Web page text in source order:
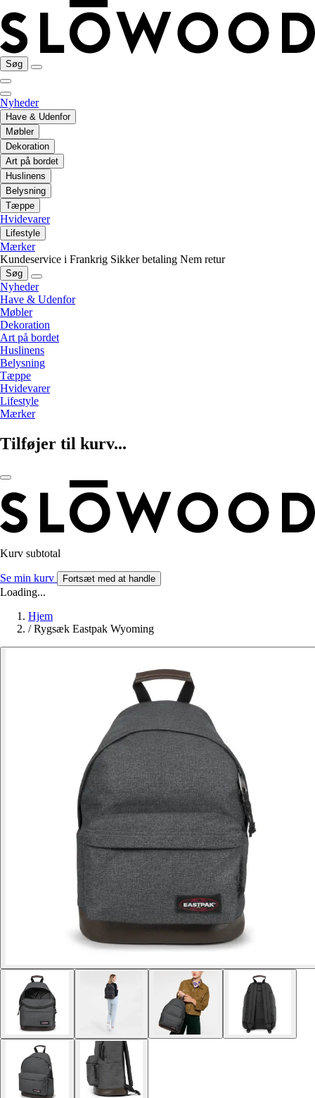
Søg
Nyheder
Have & Udenfor
Møbler
Dekoration
Art på bordet
Huslinens
Belysning
Tæppe
Hvidevarer
Lifestyle
Mærker
Kundeservice i Frankrig Sikker betaling Nem retur
Søg
Nyheder
Have & Udenfor
Møbler
Dekoration
Art på bordet
Huslinens
Belysning
Tæppe
Hvidevarer
Lifestyle
Mærker
Tilføjer til kurv...
Kurv subtotal
Se min kurv Fortsæt med at handle
Loading...
Hjem
/ Rygsæk Eastpak Wyoming